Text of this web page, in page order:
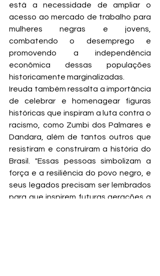
está a necessidade de ampliar o
acesso ao mercado de trabalho para
mulheres negras e jovens,
combatendo o desemprego e
promovendo a independência
econômica dessas populações
historicamente marginalizadas.
Ireuda também ressalta a importância
de celebrar e homenagear figuras
históricas que inspiram a luta contra o
racismo, como Zumbi dos Palmares e
Dandara, além de tantos outros que
resistiram e construíram a história do
Brasil. "Essas pessoas simbolizam a
força e a resiliência do povo negro, e
seus legados precisam ser lembrados
para que inspirem futuras gerações a